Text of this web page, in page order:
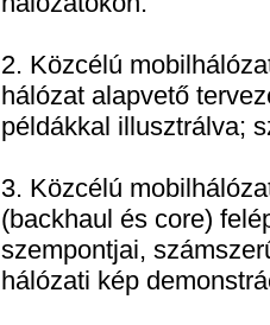
2. Közcélú
hálózat alapvető
példákkal illusztrálva;
3. Közcélú
(backhaul és core)
szempontjai,
hálózati kép